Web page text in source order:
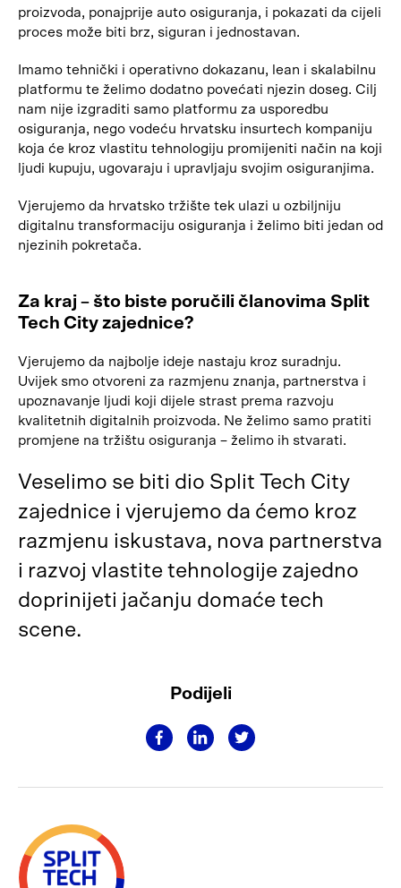
proizvoda, ponajprije auto osiguranja, i pokazati da cijeli
proces može biti brz, siguran i jednostavan.
Imamo tehnički i operativno dokazanu, lean i skalabilnu
platformu te želimo dodatno povećati njezin doseg. Cilj
nam nije izgraditi samo platformu za usporedbu
osiguranja, nego vodeću hrvatsku insurtech kompaniju
koja će kroz vlastitu tehnologiju promijeniti način na koji
ljudi kupuju, ugovaraju i upravljaju svojim osiguranjima.
Vjerujemo da hrvatsko tržište tek ulazi u ozbiljniju
digitalnu transformaciju osiguranja i želimo biti jedan od
njezinih pokretača.
Za kraj – što biste poručili članovima Split
Tech City zajednice?
Vjerujemo da najbolje ideje nastaju kroz suradnju.
Uvijek smo otvoreni za razmjenu znanja, partnerstva i
upoznavanje ljudi koji dijele strast prema razvoju
kvalitetnih digitalnih proizvoda. Ne želimo samo pratiti
promjene na tržištu osiguranja – želimo ih stvarati.
Veselimo se biti dio Split Tech City
zajednice i vjerujemo da ćemo kroz
razmjenu iskustava, nova partnerstva
i razvoj vlastite tehnologije zajedno
doprinijeti jačanju domaće tech
scene.
Podijeli